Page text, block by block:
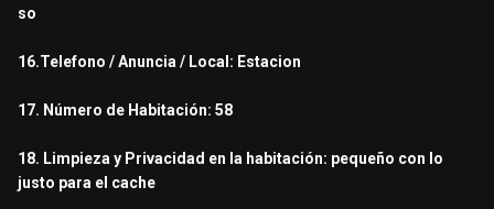
so
16.Telefono / Anuncia / Local: Estacion
17. Número de Habitación: 58
18. Limpieza y Privacidad en la habitación: pequeño con lo
justo para el cache